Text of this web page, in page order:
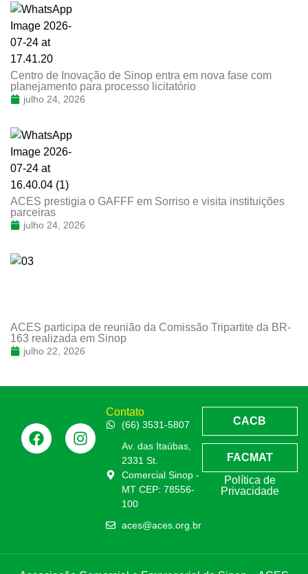
Centro de Inovação de Sinop entra em nova fase com
planejamento para processo licitatório
julho 24, 2026
ACES prestigia o GAFFF em Sorriso e visita instituições
parceiras
julho 24, 2026
ACES participa de reunião da Comissão Tripartite da BR-
163 realizada em Sinop
julho 22, 2026
Contato
(66) 3531-5807
Av. das Itaúbas,
2331 St.
Comercial Sinop -
MT CEP: 78556-
100
aces@aces.org.br
CACB
FACMAT
Política de
Privacidade